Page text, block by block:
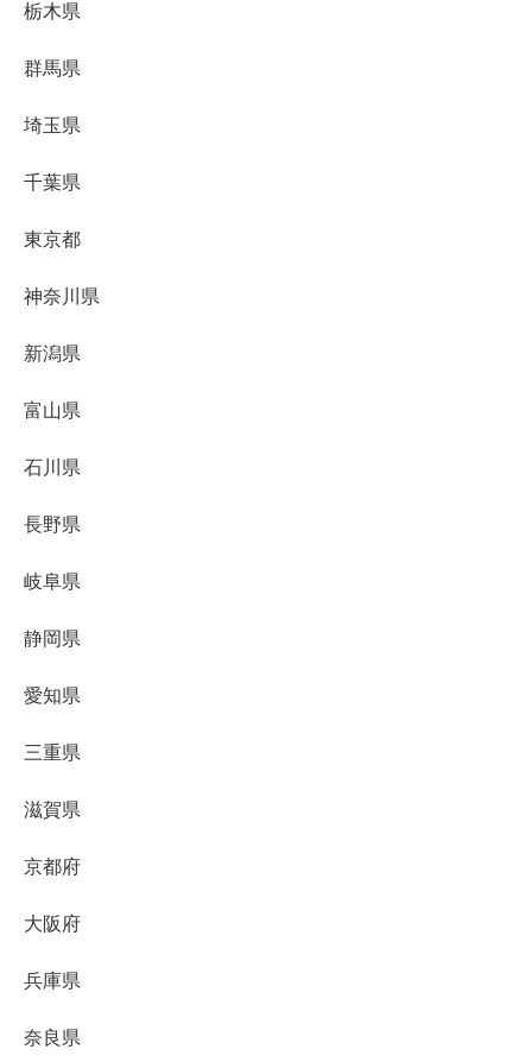
栃木県
群馬県
埼玉県
千葉県
東京都
神奈川県
新潟県
富山県
石川県
長野県
岐阜県
静岡県
愛知県
三重県
滋賀県
京都府
大阪府
兵庫県
奈良県